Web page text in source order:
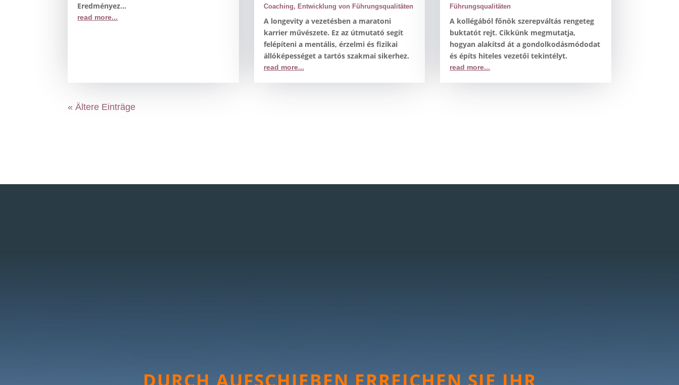
Eredményez...
read more...
Coaching, Entwicklung von Führungsqualitäten
A longevity a vezetésben a maratoni
karrier művészete. Ez az útmutató segít
felépíteni a mentális, érzelmi és fizikai
állóképességet a tartós szakmai sikerhez.
read more...
Führungsqualitäten
A kollégából főnök szerepváltás rengeteg
buktatót rejt. Cikkünk megmutatja,
hogyan alakítsd át a gondolkodásmódodat
és építs hiteles vezetői tekintélyt.
read more...
« Ältere Einträge
DURCH AUFSCHIEBEN ERREICHEN SIE IHR